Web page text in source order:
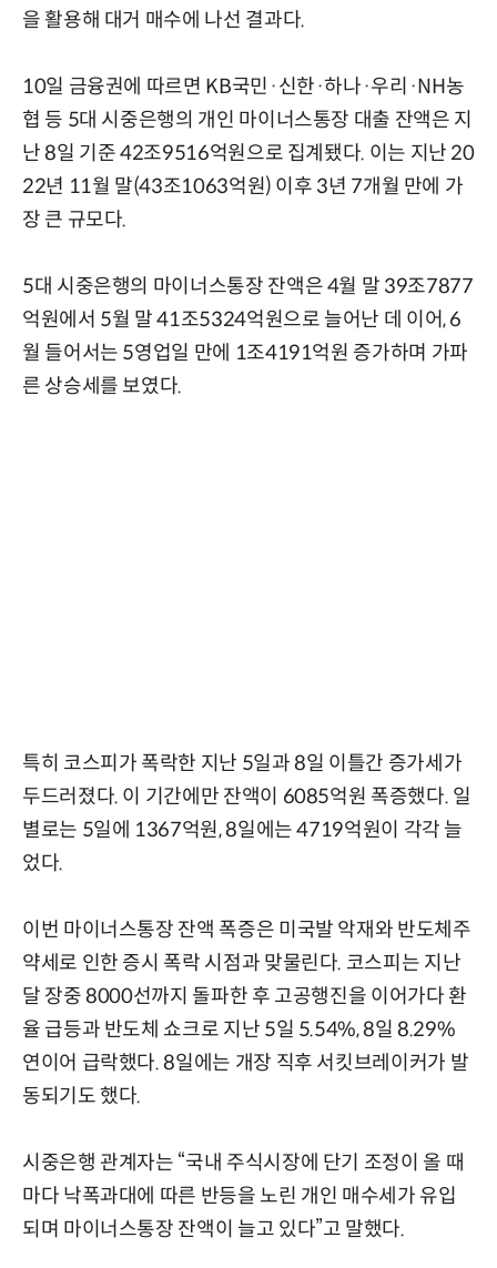
을 활용해 대거 매수에 나선 결과다.
10일 금융권에 따르면 KB국민·신한·하나·우리·NH농
협 등 5대 시중은행의 개인 마이너스통장 대출 잔액은 지
난 8일 기준 42조9516억원으로 집계됐다. 이는 지난 20
22년 11월 말(43조1063억원) 이후 3년 7개월 만에 가
장 큰 규모다.
5대 시중은행의 마이너스통장 잔액은 4월 말 39조7877
억원에서 5월 말 41조5324억원으로 늘어난 데 이어, 6
월 들어서는 5영업일 만에 1조4191억원 증가하며 가파
른 상승세를 보였다.
특히 코스피가 폭락한 지난 5일과 8일 이틀간 증가세가
두드러졌다. 이 기간에만 잔액이 6085억원 폭증했다. 일
별로는 5일에 1367억원, 8일에는 4719억원이 각각 늘
었다.
이번 마이너스통장 잔액 폭증은 미국발 악재와 반도체주
약세로 인한 증시 폭락 시점과 맞물린다. 코스피는 지난
달 장중 8000선까지 돌파한 후 고공행진을 이어가다 환
율 급등과 반도체 쇼크로 지난 5일 5.54%, 8일 8.29%
연이어 급락했다. 8일에는 개장 직후 서킷브레이커가 발
동되기도 했다.
시중은행 관계자는 “국내 주식시장에 단기 조정이 올 때
마다 낙폭과대에 따른 반등을 노린 개인 매수세가 유입
되며 마이너스통장 잔액이 늘고 있다”고 말했다.